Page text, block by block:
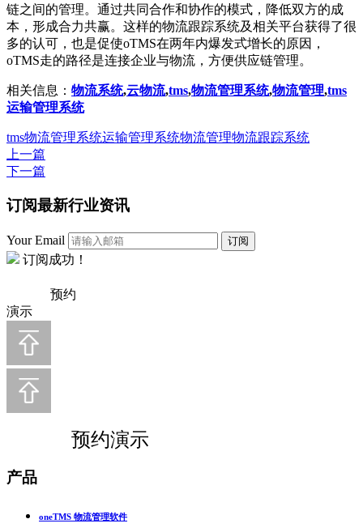
链之间的管理。通过共同合作和协作的模式，降低双方的成
本，形成合力共赢。这样的物流跟踪系统及相关平台获得了很
多的认可，也是促使oTMS在两年内爆发式增长的原因，
oTMS走的路径是连接企业与物流，方便供应链管理。
相关信息： 物流系统,云物流,tms,物流管理系统,物流管理,tms
运输管理系统
tms物流管理系统运输管理系统物流管理物流跟踪系统
上一篇
下一篇
订阅最新行业资讯
Your Email 订阅
订阅成功！
预约
演示
预约演示
产品
oneTMS 物流管理软件